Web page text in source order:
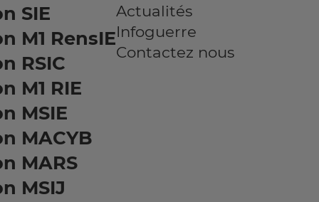
SIE
M1 RensIE
RSIC
M1 RIE
MSIE
MACYB
MARS
MSIJ
Actualités
Infoguerre
Contactez nous